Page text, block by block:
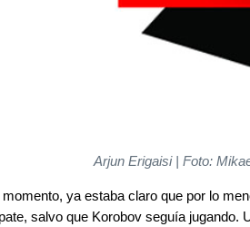
Arjun Erigaisi | Foto:
ya estaba claro que por lo
salvo que Korobov seguía jugando.